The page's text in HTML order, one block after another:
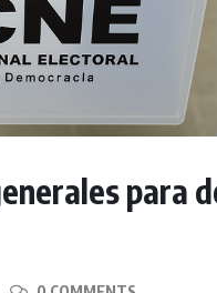
para